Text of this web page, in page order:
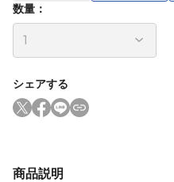
数量：
シェアする
商品説明